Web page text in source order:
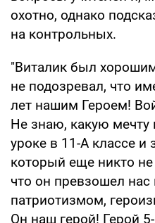
охотно, однако
на контрольных.
"Виталик был
не подозревал, что
лет нашим Героем!
Не знаю, какую мечту
уроке в 11-А классе и
который еще никто
что он превзошел нас
патриотизмом,
Он наш герой! Герой